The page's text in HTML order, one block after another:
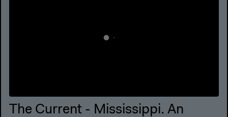
The Current - Mississippi. An